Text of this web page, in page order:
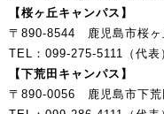
【桜ヶ丘キャンパス】
〒890-8544 鹿児島市桜ヶ
TEL：099-275-5111（代表
【下荒田キャンパス】
〒890-0056 鹿児島市下荒